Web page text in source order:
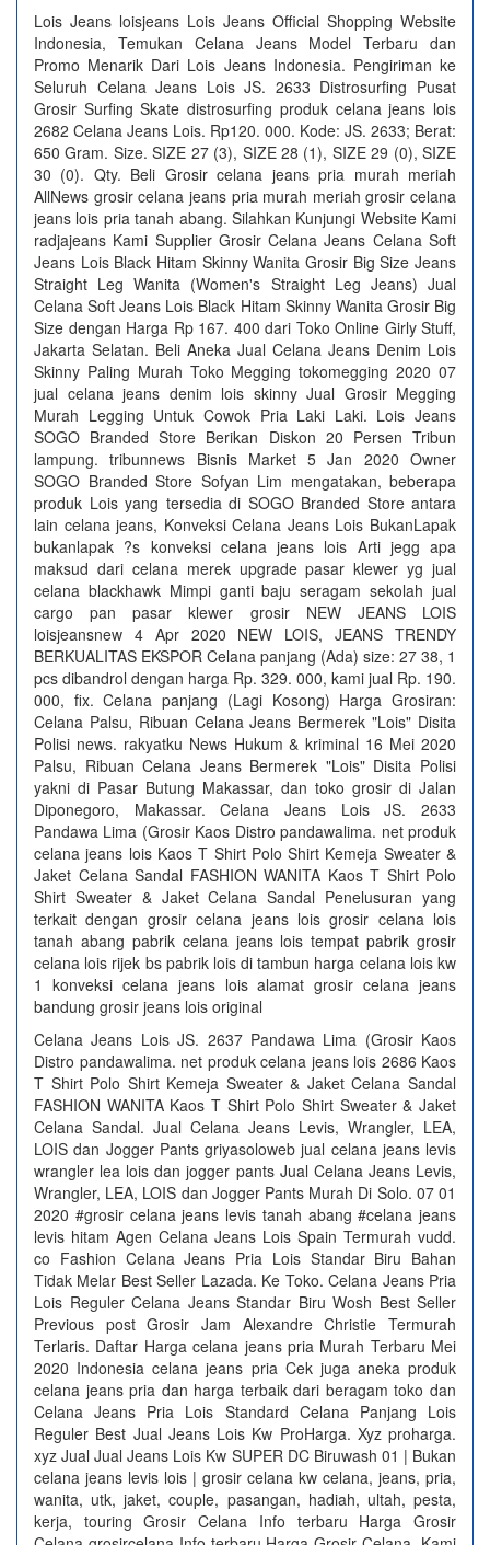
Lois Jeans loisjeans Lois Jeans Official Shopping Website
Indonesia, Temukan Celana Jeans Model Terbaru dan
Promo Menarik Dari Lois Jeans Indonesia. Pengiriman ke
Seluruh Celana Jeans Lois JS. 2633 Distrosurfing Pusat
Grosir Surfing Skate distrosurfing produk celana jeans lois
2682 Celana Jeans Lois. Rp120. 000. Kode: JS. 2633; Berat:
650 Gram. Size. SIZE 27 (3), SIZE 28 (1), SIZE 29 (0), SIZE
30 (0). Qty. Beli Grosir celana jeans pria murah meriah
AllNews grosir celana jeans pria murah meriah grosir celana
jeans lois pria tanah abang. Silahkan Kunjungi Website Kami
radjajeans Kami Supplier Grosir Celana Jeans Celana Soft
Jeans Lois Black Hitam Skinny Wanita Grosir Big Size Jeans
Straight Leg Wanita (Women's Straight Leg Jeans) Jual
Celana Soft Jeans Lois Black Hitam Skinny Wanita Grosir Big
Size dengan Harga Rp 167. 400 dari Toko Online Girly Stuff,
Jakarta Selatan. Beli Aneka Jual Celana Jeans Denim Lois
Skinny Paling Murah Toko Megging tokomegging 2020 07
jual celana jeans denim lois skinny Jual Grosir Megging
Murah Legging Untuk Cowok Pria Laki Laki. Lois Jeans
SOGO Branded Store Berikan Diskon 20 Persen Tribun
lampung. tribunnews Bisnis Market 5 Jan 2020 Owner
SOGO Branded Store Sofyan Lim mengatakan, beberapa
produk Lois yang tersedia di SOGO Branded Store antara
lain celana jeans, Konveksi Celana Jeans Lois BukanLapak
bukanlapak ?s konveksi celana jeans lois Arti jegg apa
maksud dari celana merek upgrade pasar klewer yg jual
celana blackhawk Mimpi ganti baju seragam sekolah jual
cargo pan pasar klewer grosir NEW JEANS LOIS
loisjeansnew 4 Apr 2020 NEW LOIS, JEANS TRENDY
BERKUALITAS EKSPOR Celana panjang (Ada) size: 27 38, 1
pcs dibandrol dengan harga Rp. 329. 000, kami jual Rp. 190.
000, fix. Celana panjang (Lagi Kosong) Harga Grosiran:
Celana Palsu, Ribuan Celana Jeans Bermerek "Lois" Disita
Polisi news. rakyatku News Hukum & kriminal 16 Mei 2020
Palsu, Ribuan Celana Jeans Bermerek "Lois" Disita Polisi
yakni di Pasar Butung Makassar, dan toko grosir di Jalan
Diponegoro, Makassar. Celana Jeans Lois JS. 2633
Pandawa Lima (Grosir Kaos Distro pandawalima. net produk
celana jeans lois Kaos T Shirt Polo Shirt Kemeja Sweater &
Jaket Celana Sandal FASHION WANITA Kaos T Shirt Polo
Shirt Sweater & Jaket Celana Sandal Penelusuran yang
terkait dengan grosir celana jeans lois grosir celana lois
tanah abang pabrik celana jeans lois tempat pabrik grosir
celana lois rijek bs pabrik lois di tambun harga celana lois kw
1 konveksi celana jeans lois alamat grosir celana jeans
bandung grosir jeans lois original
Celana Jeans Lois JS. 2637 Pandawa Lima (Grosir Kaos
Distro pandawalima. net produk celana jeans lois 2686 Kaos
T Shirt Polo Shirt Kemeja Sweater & Jaket Celana Sandal
FASHION WANITA Kaos T Shirt Polo Shirt Sweater & Jaket
Celana Sandal. Jual Celana Jeans Levis, Wrangler, LEA,
LOIS dan Jogger Pants griyasoloweb jual celana jeans levis
wrangler lea lois dan jogger pants Jual Celana Jeans Levis,
Wrangler, LEA, LOIS dan Jogger Pants Murah Di Solo. 07 01
2020 #grosir celana jeans levis tanah abang #celana jeans
levis hitam Agen Celana Jeans Lois Spain Termurah vudd.
co Fashion Celana Jeans Pria Lois Standar Biru Bahan
Tidak Melar Best Seller Lazada. Ke Toko. Celana Jeans Pria
Lois Reguler Celana Jeans Standar Biru Wosh Best Seller
Previous post Grosir Jam Alexandre Christie Termurah
Terlaris. Daftar Harga celana jeans pria Murah Terbaru Mei
2020 Indonesia celana jeans pria Cek juga aneka produk
celana jeans pria dan harga terbaik dari beragam toko dan
Celana Jeans Pria Lois Standard Celana Panjang Lois
Reguler Best Jual Jeans Lois Kw ProHarga. Xyz proharga.
xyz Jual Jual Jeans Lois Kw SUPER DC Biruwash 01 | Bukan
celana jeans levis lois | grosir celana kw celana, jeans, pria,
wanita, utk, jaket, couple, pasangan, hadiah, ultah, pesta,
kerja, touring Grosir Celana Info terbaru Harga Grosir